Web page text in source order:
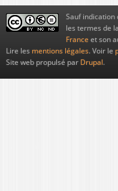
Sauf indication
les termes de la
France et son
Lire les mentions légales. Voir le
Site web propulsé par Drupal.